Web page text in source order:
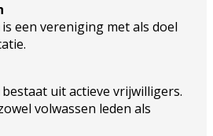
een vereniging met als doel
uit actieve vrijwilligers.
volwassen leden als